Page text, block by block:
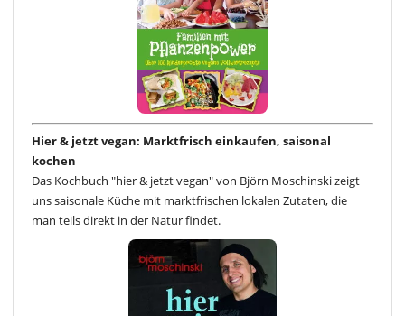
Hier & jetzt vegan: Marktfrisch einkaufen, saisonal
kochen
Das Kochbuch "hier & jetzt vegan" von Björn Moschinski zeigt
uns saisonale Küche mit marktfrischen lokalen Zutaten, die
man teils direkt in der Natur findet.